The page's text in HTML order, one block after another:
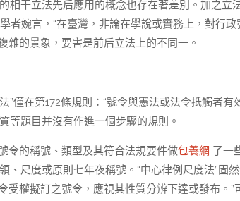
相干立法先后應用的概念也存在著差別。加之立
者婉言，“在臺灣，非論在學說或實務上，對行政
雜的景象，要害是前后立法上的不同一。
”僅在第172條規則：“號令與憲法或法令抵觸者
等題目并沒有作進一個步驟的規則。
令的稱號、類型及其符合法規要件做包養網 了一
尺度或原則七年夜稱號。“中心律例尺度法”固
受權擬訂之號令，應視其性質分辨下達或發布。